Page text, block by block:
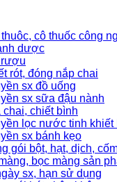
cô thuốc công
dược
rượu
rót, đóng nắp chai
sx đồ uống
sx sữa đậu nành
chai, chiết bình
lọc nước tinh khiết
sx bánh kẹo
gói bột, hạt, dịch,
bọc màng sản
sx, hạn sử dụng